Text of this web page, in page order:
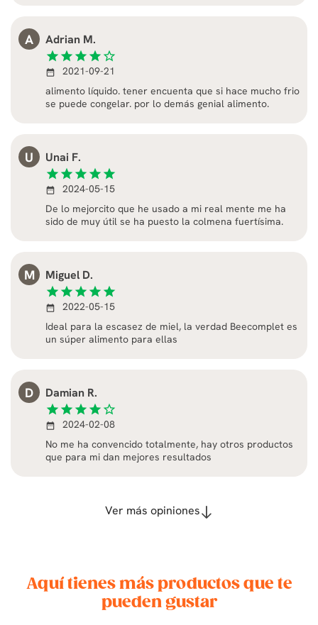
A Adrian M.
star star star star star_border
date_range
2021-09-21
alimento líquido. tener encuenta que si hace mucho frio
se puede congelar. por lo demás genial alimento.
U Unai F.
star star star star star
date_range
2024-05-15
De lo mejorcito que he usado a mi real mente me ha
sido de muy útil se ha puesto la colmena fuertísima.
M Miguel D.
star star star star star
date_range
2022-05-15
Ideal para la escasez de miel, la verdad Beecomplet es
un súper alimento para ellas
D Damian R.
star star star star star_border
date_range
2024-02-08
No me ha convencido totalmente, hay otros productos
que para mi dan mejores resultados
Ver más opiniones
Aquí tienes más productos que te
pueden gustar